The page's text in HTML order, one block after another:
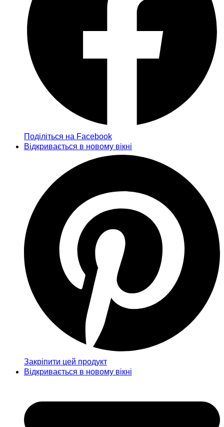
Поділіться на Facebook
Відкривається в новому вікні
Закріпити цей продукт
Відкривається в новому вікні